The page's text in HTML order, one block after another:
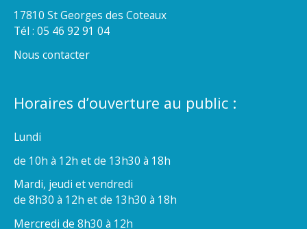
17810 St Georges des Coteaux
Tél : 05 46 92 91 04
Nous contacter
Horaires d’ouverture au public :
Lundi
de 10h à 12h et de 13h30 à 18h
Mardi, jeudi et vendredi
de 8h30 à 12h et de 13h30 à 18h
Mercredi de 8h30 à 12h